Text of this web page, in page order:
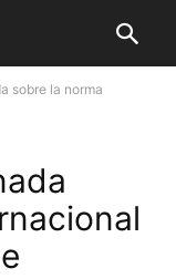
sobre la norma